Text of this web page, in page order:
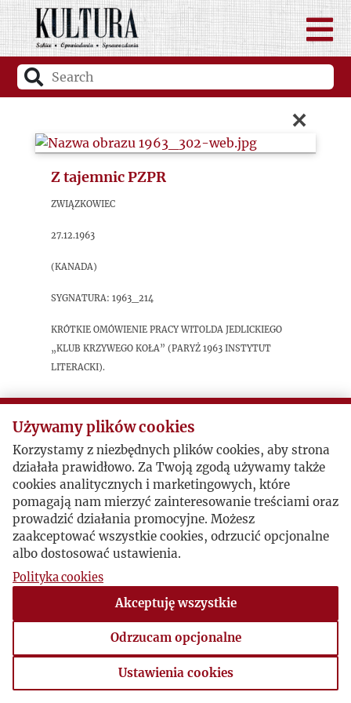
×
Z tajemnic PZPR
Związkowiec
27.12.1963
(Kanada)
sygnatura: 1963_214
Krótkie omówienie pracy Witolda Jedlickiego
„Klub Krzywego Koła” (Paryż 1963 Instytut
Literacki).
Postacie powiązane
Autor publikacji:(beh)
Używamy plików cookies
Korzystamy z niezbędnych plików cookies, aby strona
działała prawidłowo. Za Twoją zgodą używamy także
cookies analitycznych i marketingowych, które
pomagają nam mierzyć zainteresowanie treściami oraz
prowadzić działania promocyjne. Możesz
zaakceptować wszystkie cookies, odrzucić opcjonalne
albo dostosować ustawienia.
Polityka cookies
Akceptuję wszystkie
Odrzucam opcjonalne
Ustawienia cookies
Ustawienia cookies